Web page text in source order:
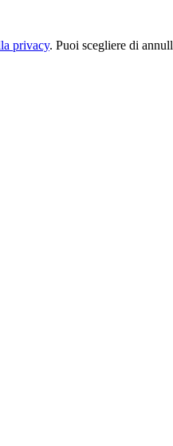
privacy. Puoi scegliere di